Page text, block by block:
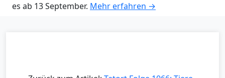
es ab 13 September. Mehr erfahren →